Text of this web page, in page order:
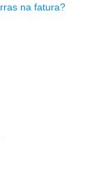
na fatura?